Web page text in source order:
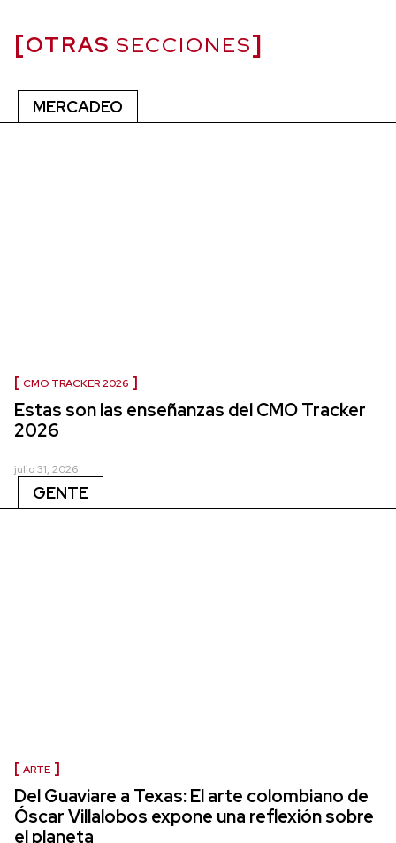
OTRAS SECCIONES
MERCADEO
CMO TRACKER 2026
Estas son las enseñanzas del CMO Tracker
2026
julio 31, 2026
GENTE
ARTE
Del Guaviare a Texas: El arte colombiano de
Óscar Villalobos expone una reflexión sobre
el planeta